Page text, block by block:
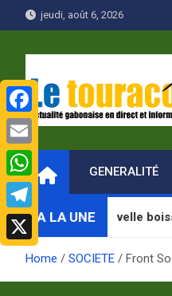
to
jeudi, août 6, 2026
Le
Actualité gabonaise en
GENERALITÉ
A LA UNE
nouvelle boisson Made in
Home SOCIETE Front
F
a
c
b
o
E
m
a
W
h
a
T
e